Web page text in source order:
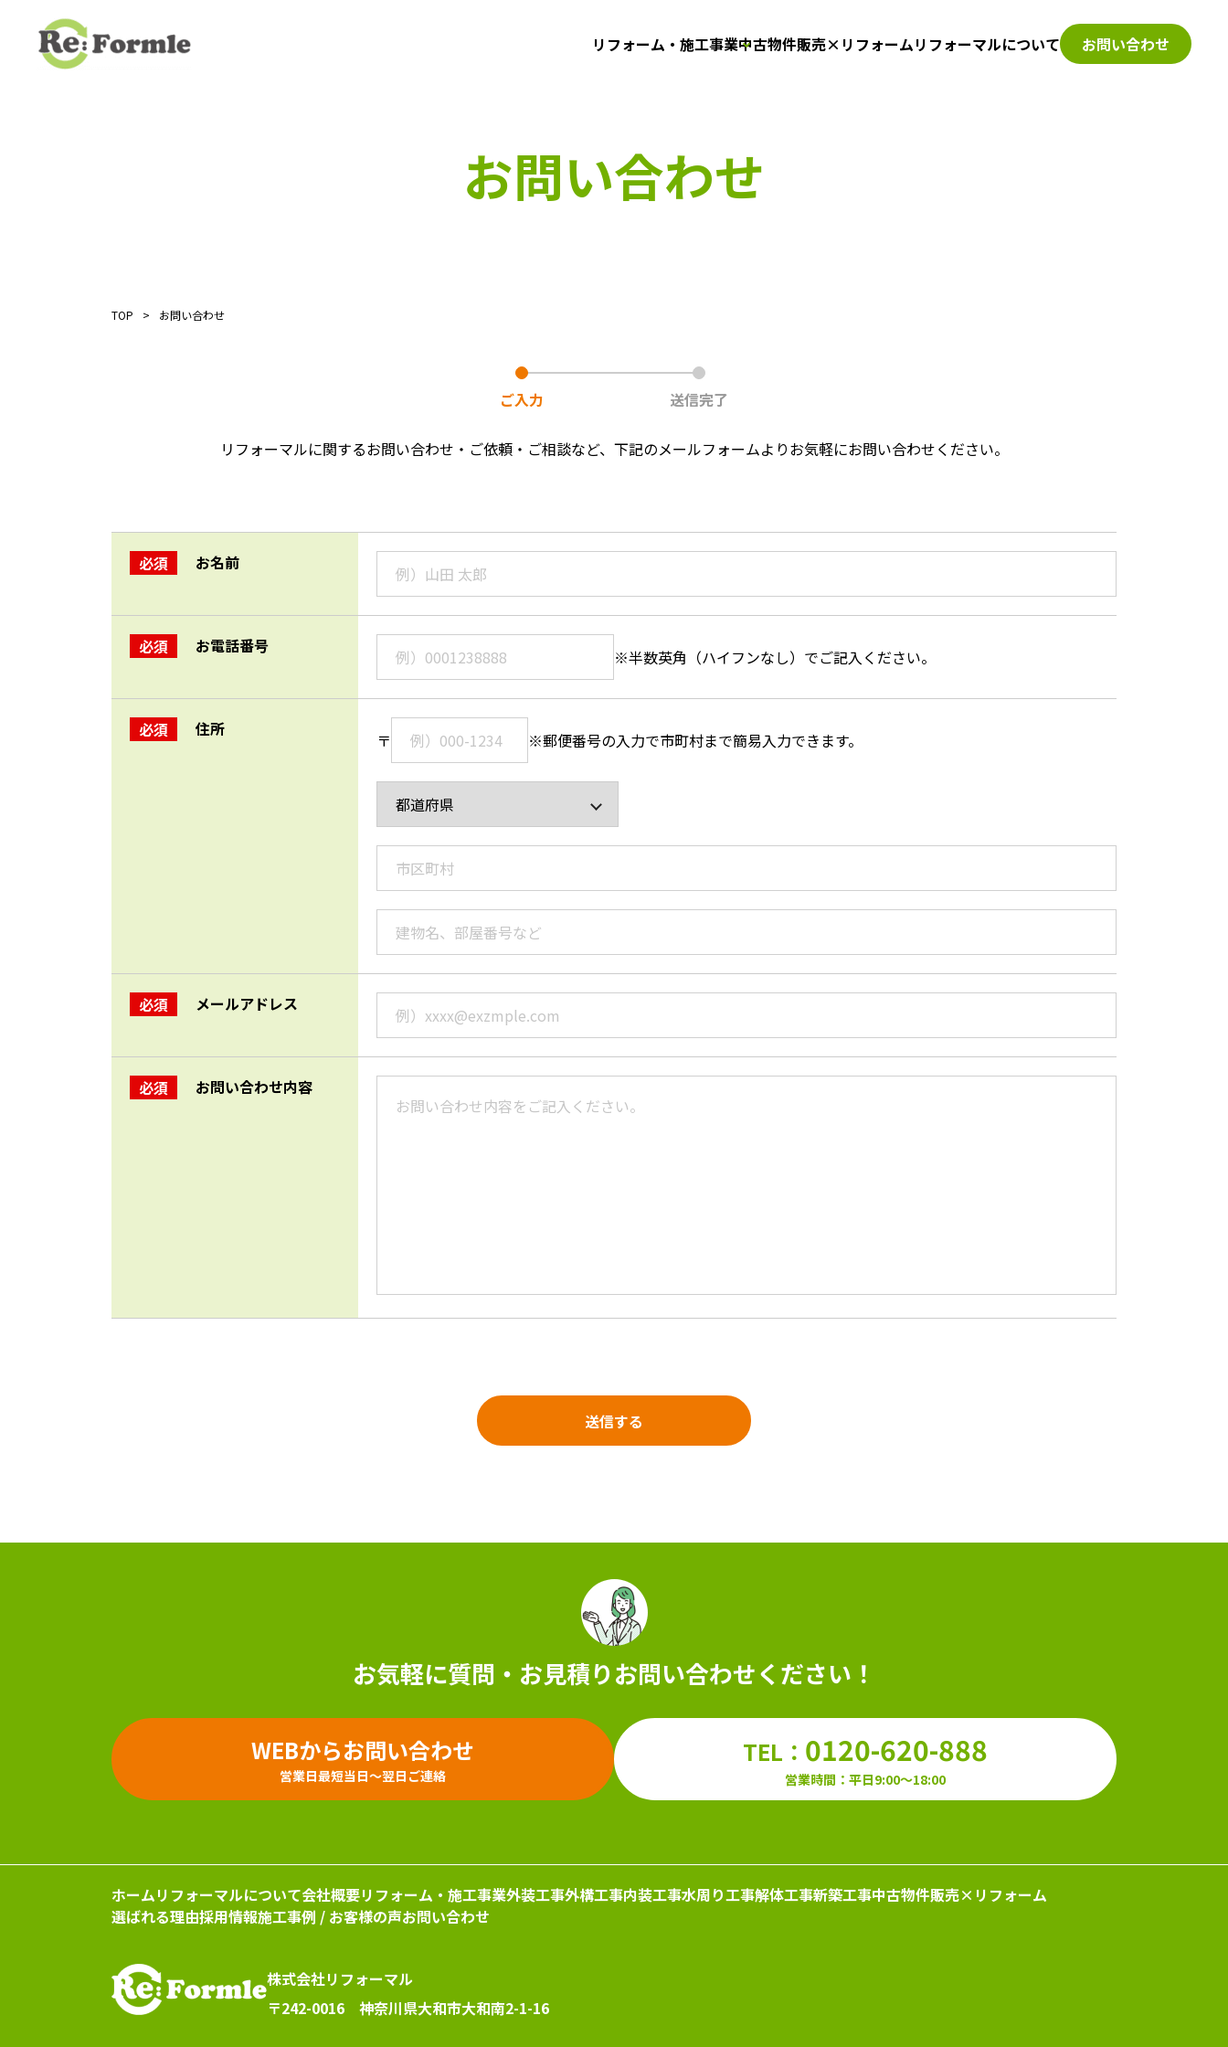
リフォーム・施工事業中古物件販売×リフォームリフォーマルについて お問い合わせ
お問い合わせ
TOP お問い合わせ
ご入力 送信完了
リフォーマルに関するお問い合わせ・ご依頼・ご相談など、下記のメールフォームよりお気軽にお問い合わせください。
必須 お名前
必須 お電話番号
※半数英角（ハイフンなし）でご記入ください。
必須 住所
〒 ※郵便番号の入力で市町村まで簡易入力できます。
必須 メールアドレス
必須 お問い合わせ内容
お気軽に質問・お見積りお問い合わせください！
WEBからお問い合わせ
営業日最短当日～翌日ご連絡
TEL： 0120-620-888
営業時間：平日9:00～18:00
ホームリフォーマルについて会社概要リフォーム・施工事業外装工事外構工事内装工事水周り工事解体工事新築工事中古物件販売×リフォーム
選ばれる理由採用情報施工事例 / お客様の声お問い合わせ
株式会社リフォーマル
〒242-0016 神奈川県大和市大和南2-1-16